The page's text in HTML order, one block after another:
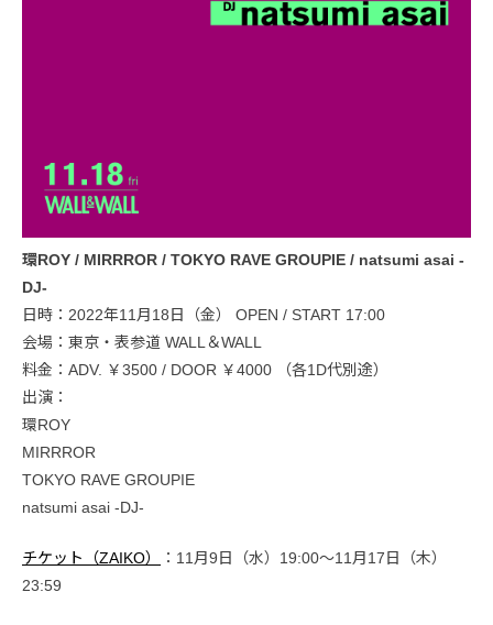
環ROY / MIRRROR / TOKYO RAVE GROUPIE / natsumi asai -
DJ-
日時：2022年11月18日（金） OPEN / START 17:00
会場：東京・表参道 WALL＆WALL
料金：ADV. ￥3500 / DOOR ￥4000 （各1D代別途）
出演：
環ROY
MIRRROR
TOKYO RAVE GROUPIE
natsumi asai -DJ-
チケット（ZAIKO）
：11月9日（水）19:00〜11月17日（木）
23:59